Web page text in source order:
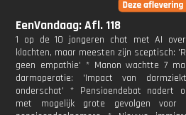
EenVandaag: Afl. 118
1 op de 10 jongeren chat met AI
klachten, maar meesten zijn sceptisch:
geen empathie' * Manon wachtte 7
darmoperatie: 'Impact van
onderschat' * Pensioendebat nadert
met mogelijk grote gevolgen voor